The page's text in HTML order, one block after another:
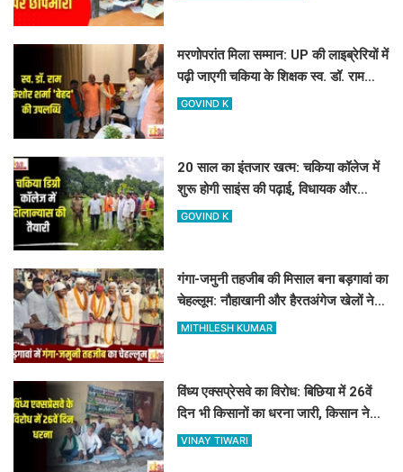
मरणोपरांत मिला सम्मान: UP की लाइब्रेरियों में
पढ़ी जाएगी चकिया के शिक्षक स्व. डॉ. राम
किशोर शर्मा 'बेहद' की पुस्तकें
GOVIND K
20 साल का इंतजार खत्म: चकिया कॉलेज में
शुरू होगी साइंस की पढ़ाई, विधायक और
जिलाध्यक्ष ने किया शिलान्यास स्थल का दौरा
GOVIND K
गंगा-जमुनी तहजीब की मिसाल बना बड़गावां का
चेहल्लूम: नौहाखानी और हैरतअंगेज खेलों ने
बांधा समां
MITHILESH KUMAR
विंध्य एक्सप्रेसवे का विरोध: बिछिया में 26वें
दिन भी किसानों का धरना जारी, किसान नेता
5 दिनों से नजरबंद
VINAY TIWARI